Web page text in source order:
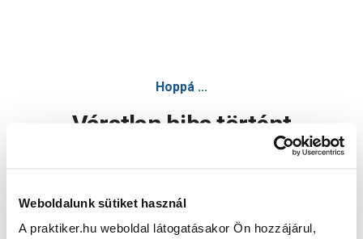
Weboldalunk sütiket használ
A praktiker.hu weboldal látogatásakor Ön hozzájárul,
Hoppá ...
Váratlan hiba történt
Oldal újratöltése